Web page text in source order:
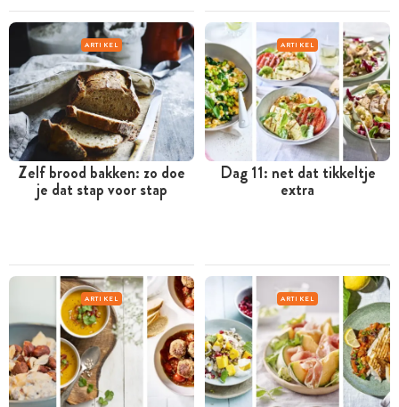
ARTIKEL
Zelf brood bakken: zo doe
je dat stap voor stap
ARTIKEL
Dag 11: net dat tikkeltje
extra
ARTIKEL ARTIKEL